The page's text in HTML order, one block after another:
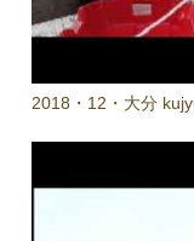
2018・12・大分